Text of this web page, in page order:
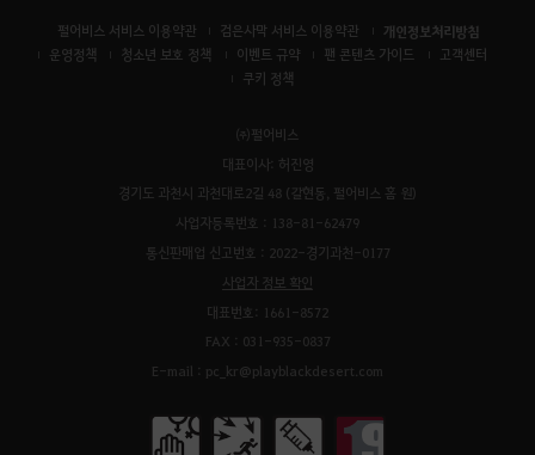
펄어비스 서비스 이용약관 검은사막 서비스 이용약관 개인정보처리방침
운영정책 청소년 보호 정책 이벤트 규약 팬 콘텐츠 가이드
고객센터
쿠키 정책
㈜펄어비스
대표이사: 허진영
경기도 과천시 과천대로2길 48 (갈현동, 펄어비스 홈 원)
사업자등록번호 : 138-81-62479
통신판매업 신고번호 : 2022-경기과천-0177
사업자 정보 확인
대표번호: 1661-8572
FAX : 031-935-0837
E-mail : pc_kr@playblackdesert.com